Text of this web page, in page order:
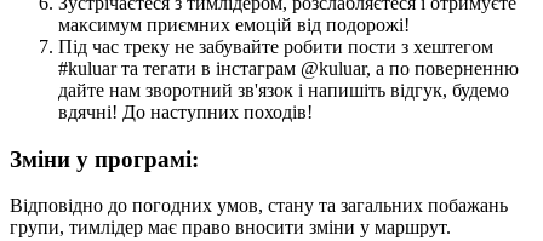
максимум приємних емоцій від подорожі!
Під час треку не забувайте робити пости з хештегом
#kuluar та тегати в інстаграм @kuluar, а по поверненню
дайте нам зворотний зв'язок і напишіть відгук, будемо
вдячні! До наступних походів!
Зміни у програмі:
Відповідно до погодних умов, стану та загальних побажань
групи, тимлідер має право вносити зміни у маршрут.